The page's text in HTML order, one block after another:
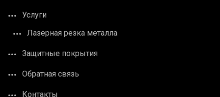
Услуги
Лазерная резка металла
Защитные покрытия
Обратная связь
Контакты